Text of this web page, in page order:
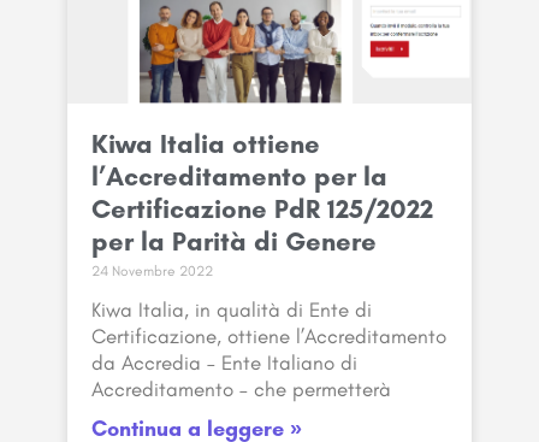
Kiwa Italia ottiene
l’Accreditamento per la
Certificazione PdR 125/2022
per la Parità di Genere
24 Novembre 2022
Kiwa Italia, in qualità di Ente di
Certificazione, ottiene l’Accreditamento
da Accredia – Ente Italiano di
Accreditamento – che permetterà
Continua a leggere »